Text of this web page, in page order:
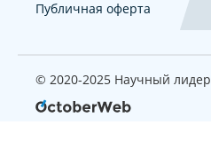
Публичная оферта
© 2020-2025 Научный лидер